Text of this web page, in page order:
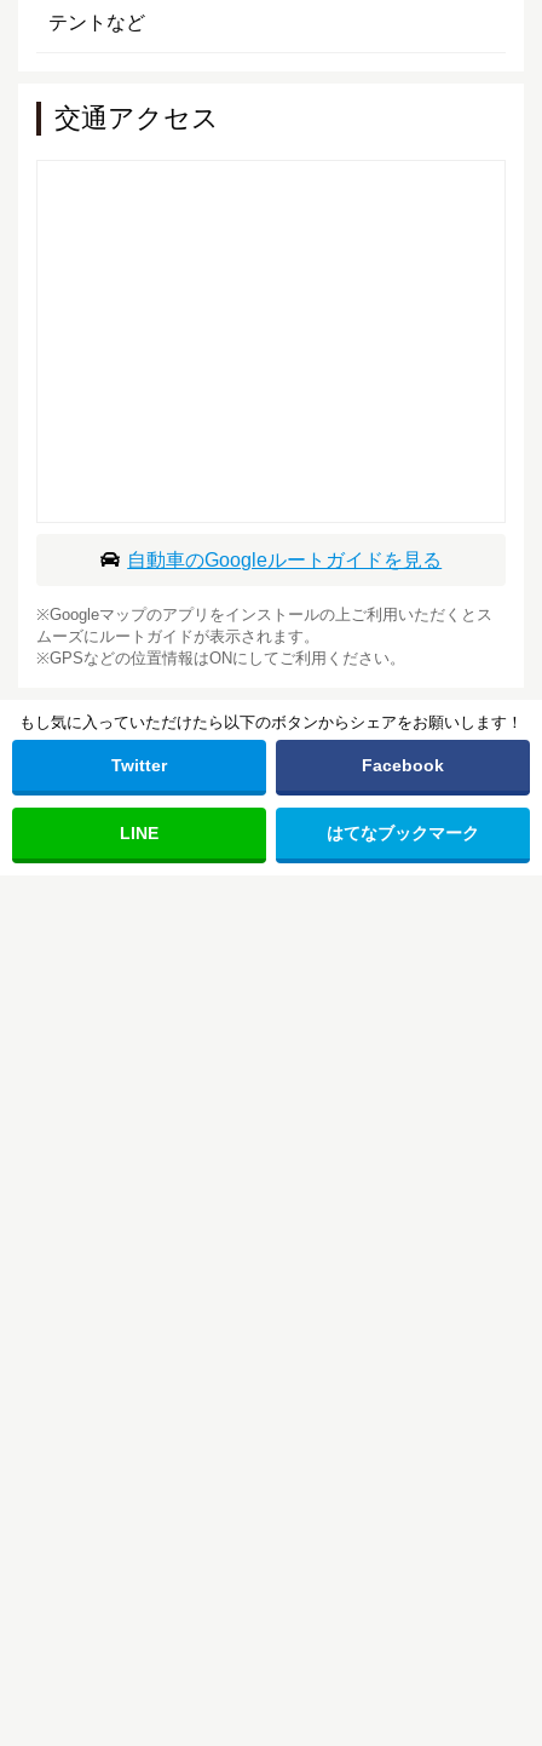
テントなど
交通アクセス
自動車のGoogleルートガイドを見る
※Googleマップのアプリをインストールの上ご利用いただくとス
ムーズにルートガイドが表示されます。
※GPSなどの位置情報はONにしてご利用ください。
もし気に入っていただけたら以下のボタンからシェアをお願いします！
Twitter Facebook
LINE はてなブックマーク